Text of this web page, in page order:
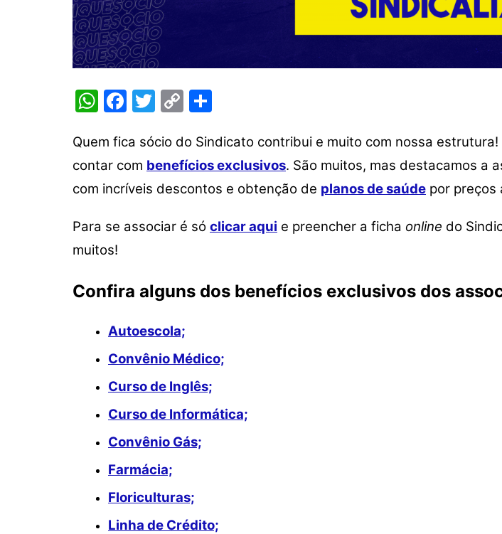
W
at
s
A
p
F
c
e
b
o
T
itt
er
C
p
y
Li
n
k
ar
e
Quem fica sócio do Sindicato contribui e muito com nossa estrutura!
contar com benefícios exclusivos. São muitos, mas destacamos a
com incríveis descontos e obtenção de planos de saúde por preços
Para se associar é só clicar aqui e preencher a ficha online do
muitos!
Confira alguns dos benefícios exclusivos dos
Autoescola;
Convênio Médico;
Curso de Inglês;
Curso de Informática;
Convênio Gás;
Farmácia;
Floriculturas;
Linha de Crédito;